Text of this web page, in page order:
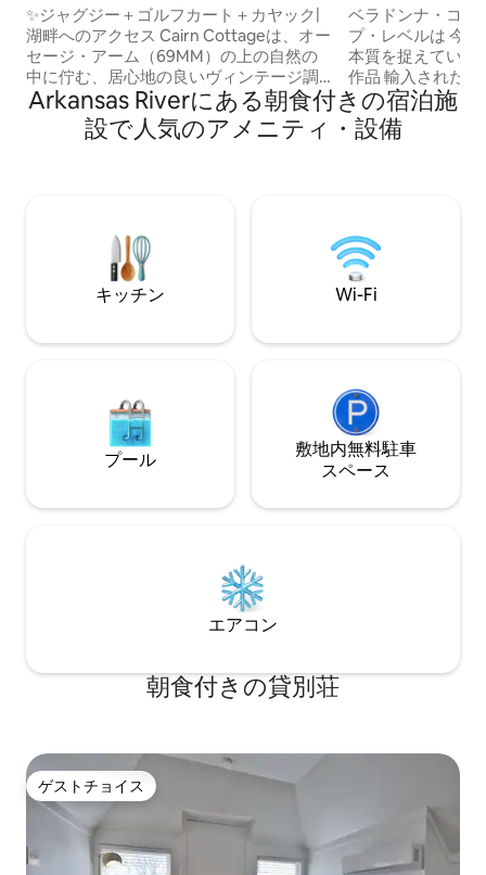
カヤック／SUPとドック！
✨ジャグジー＋ゴルフカート＋カヤック|
湖畔へのアクセス Cairn Cottageは、オー
セージ・アーム（69MM）の上の自然の
中に佇む、居心地の良いヴィンテージ調
の1部屋の石造りコテージです。ゆっくり
と湖の静かな一面をお楽しみください。
年間を通じて露天風呂、桟橋までのゴル
ごせます。夏場以外のご滞在をお考えで
すか？どのアメニティ・設備がいつご利
用いただけるかをまとめたアメニティ・
設備のスライドをご覧ください。予約す
district BnB（ベ
プ・レベル・ヒス
クトBnB）
ベラドンナ・コテ
プ・レベルは 今
本質を捉えています。 オリジナ
作品 輸入された
ャグジー/ハンド
スログヒーター
林環境 屋外デイ
ジャム、オートミ
茶、 静かな歴史地区 Wi-Fi DVDプレーヤ
ー CDプレーヤ
Arkansas Riverにある朝食付きの宿泊施
設で人気のアメニティ・設備
キッチン Wi-Fi
プール
敷地内無料駐⁠車
ス⁠ペ⁠ー⁠ス
エアコン
朝食付きの貸別荘
ゲストチョイス
ゲストチョイス